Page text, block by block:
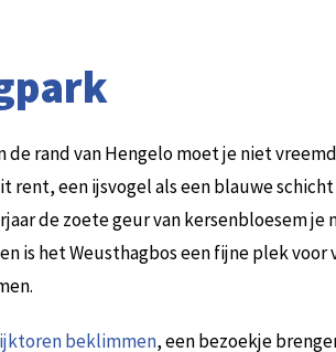
de rand van Hengelo moet je niet
rent, een ijsvogel als een blauwe
de zoete geur van kersenbloesem je
is het Weusthagbos een fijne plek
beklimmen, een bezoekje